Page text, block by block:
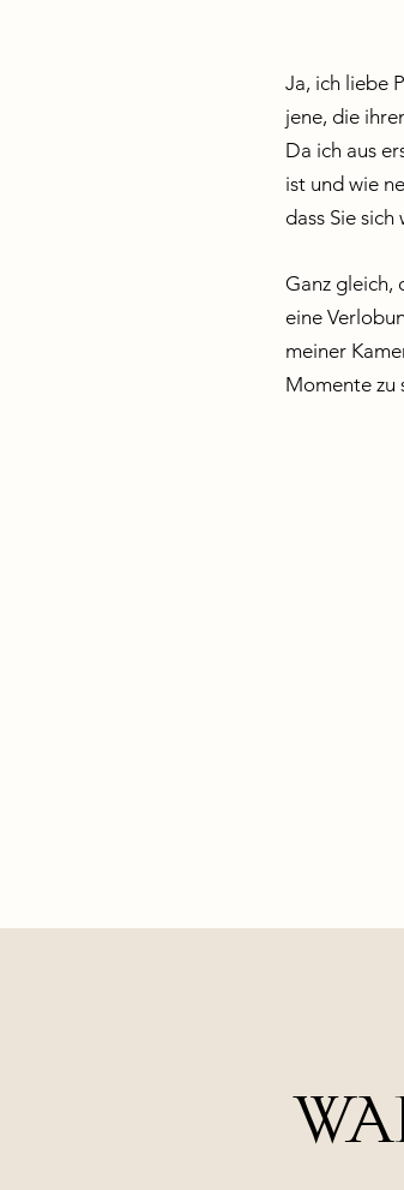
Ja, ich liebe
jene, die
Da ich aus
ist und wie
dass Sie sich
Ganz gleich,
eine
meiner
Momente zu